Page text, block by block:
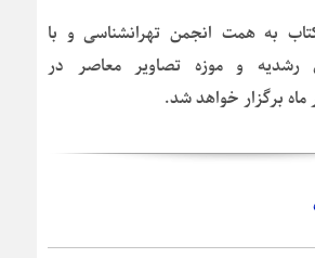
به همت انجمن تهرانشناسی و با
رشدیه و موزه تصاویر معاصر در
ماه برگزار خواهد شد.